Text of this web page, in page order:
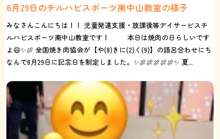
8月29日のチルハピスポーツ南中山教室の様子
みなさんこんにちは！！ 児童発達支援・放課後等デイサービスチ
ルハピスポーツ南中山教室です！ 本日は焼肉の日らしいです
よ😄✨🍖 全国焼き肉協会が【や(8)きに(2)く(9)】の語呂合わせにち
なんで8月29日に記念日を制定しました。✨🍖🍖🍖🍖🍖✨ 夏...